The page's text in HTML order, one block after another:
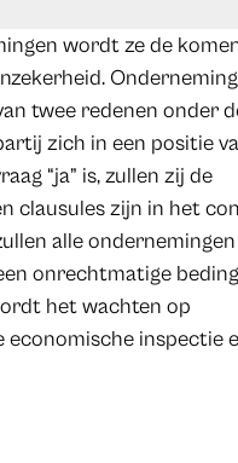
wordt ze de
twee redenen onder
zich in een positie
“ja” is, zullen zij de
clausules zijn in het
alle
onrechtmatige
het wachten op
inspectie